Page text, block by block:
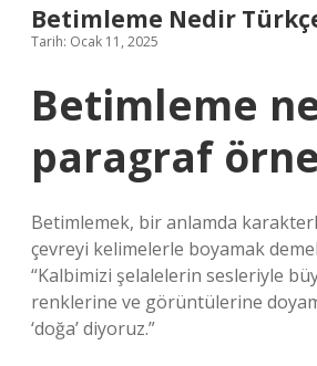
Betimleme Nedir
Tarih: Ocak 11, 2025
Betimleme
paragraf
Betimlemek, bir anlamda
çevreyi kelimelerle boyamak
“Kalbimizi şelalelerin sesleriyle
renklerine ve görüntülerine
‘doğa’ diyoruz.”